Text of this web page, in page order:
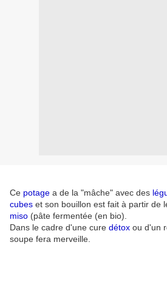
Ce potage a de la "mâche" avec des
cubes et son bouillon est fait à partir de
miso (pâte fermentée (en bio).
Dans le cadre d'une cure détox ou d'un
soupe fera merveille.